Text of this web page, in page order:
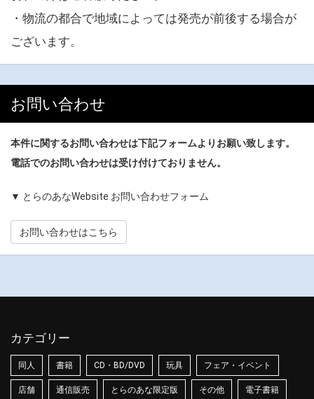
・物流の都合で地域によっては発売が前後する場合が
ございます。
お問い合わせ
本件に関するお問い合わせは下記フォームよりお願い致します。
電話でのお問い合わせは受け付けておりません。
▼ とらのあなWebsite お問い合わせフォーム
お問い合わせはこちら
カテゴリー
同人 書籍 CD・BD/DVD 玩具 フェア・イベント
店舗 通信販売 とらのあな限定版 その他 電子書籍